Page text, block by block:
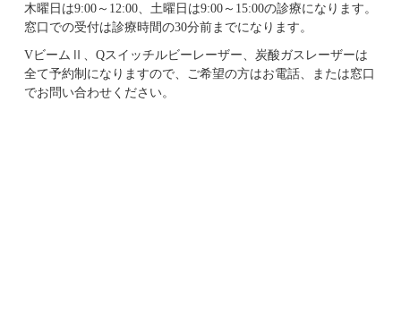
木曜日は9:00～12:00、土曜日は9:00～15:00の診療になります。
窓口での受付は診療時間の30分前までになります。
VビームⅡ、Qスイッチルビーレーザー、炭酸ガスレーザーは
全て予約制になりますので、ご希望の方はお電話、または窓口
でお問い合わせください。